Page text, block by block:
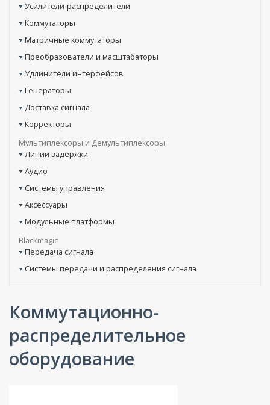
Усилители-распределители
Коммутаторы
Матричные коммутаторы
Преобразователи и масштабаторы
Удлинители интерфейсов
Генераторы
Доставка сигнала
Корректоры
Мультиплексоры и Демультиплексоры
Линии задержки
Аудио
Системы управления
Аксессуары
Модульные платформы
Blackmagic
Передача сигнала
Системы передачи и распределения сигнала
Коммутационно-
распределительное
оборудование